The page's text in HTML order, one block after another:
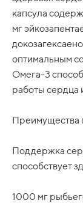
капсула
мг
оптимальным
Омега-3
работы сердца
Преимущества
Поддержка
способствует
1000 мг